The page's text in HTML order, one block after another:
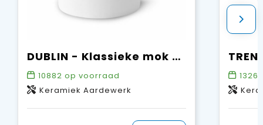
DUBLIN - Klassieke mok 300ml
10882 op voorraad
Keramiek Aardewerk
13263